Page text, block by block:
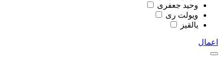
وحید جعفری
ویولت ری
یالقیز
اعمال